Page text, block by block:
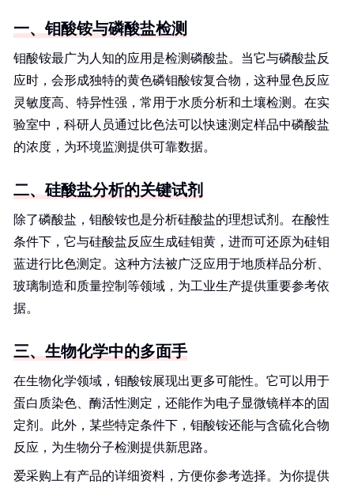
一、钼酸铵与磷酸盐检测
钼酸铵最广为人知的应用是检测磷酸盐。当它与磷酸盐反
应时，会形成独特的黄色磷钼酸铵复合物，这种显色反应
灵敏度高、特异性强，常用于水质分析和土壤检测。在实
验室中，科研人员通过比色法可以快速测定样品中磷酸盐
的浓度，为环境监测提供可靠数据。
二、硅酸盐分析的关键试剂
除了磷酸盐，钼酸铵也是分析硅酸盐的理想试剂。在酸性
条件下，它与硅酸盐反应生成硅钼黄，进而可还原为硅钼
蓝进行比色测定。这种方法被广泛应用于地质样品分析、
玻璃制造和质量控制等领域，为工业生产提供重要参考依
据。
三、生物化学中的多面手
在生物化学领域，钼酸铵展现出更多可能性。它可以用于
蛋白质染色、酶活性测定，还能作为电子显微镜样本的固
定剂。此外，某些特定条件下，钼酸铵还能与含硫化合物
反应，为生物分子检测提供新思路。
爱采购上有产品的详细资料，方便你参考选择。为你提供